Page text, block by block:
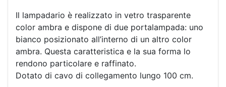
Il lampadario è realizzato in vetro trasparente
color ambra e dispone di due portalampada: uno
bianco posizionato all’interno di un altro color
ambra. Questa caratteristica e la sua forma lo
rendono particolare e raffinato.
Dotato di cavo di collegamento lungo 100 cm.